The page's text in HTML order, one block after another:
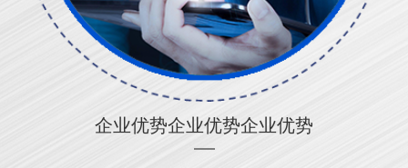
企业优势企业优势企业优势